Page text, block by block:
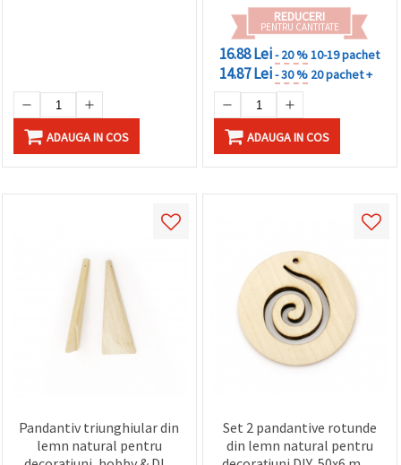
ADAUGA IN COS
REDUCERI
PENTRU CANTITATE
16.88 Lei- 20 %10-19 pachet
14.87 Lei- 30 % 20 pachet +
ADAUGA IN COS
Pandantiv triunghiular din
lemn natural pentru
Set 2 pandantive rotunde
din lemn natural pentru